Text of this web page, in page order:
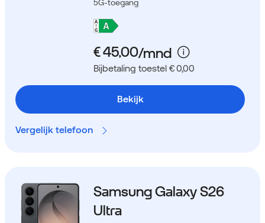
5G-toegang
Bijbetaling toestel € 0,00
Bekijk
Vergelijk telefoon
Samsung Galaxy S26
Ultra